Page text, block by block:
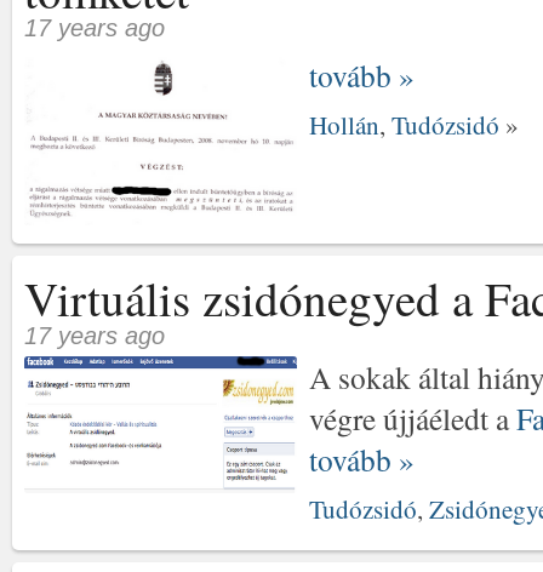
17 years ago
tovább »
Hollán, Tudózsidó »
Virtuális zsidónegyed a
17 years ago
A sokak által
végre újjáéledt a
tovább »
Tudózsidó,